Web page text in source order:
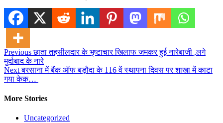
Post
navigation
Previousछाता तहसीलदार के भृष्टाचार खिलाफ जमकर हुई नारेबाजी ,लगे
मुर्दाबाद के नारे
Nextबरसाना में बैंक ऑफ बड़ौदा के 116 वें स्थापना दिवस पर शाखा में काटा
गया केक…
More Stories
Uncategorized